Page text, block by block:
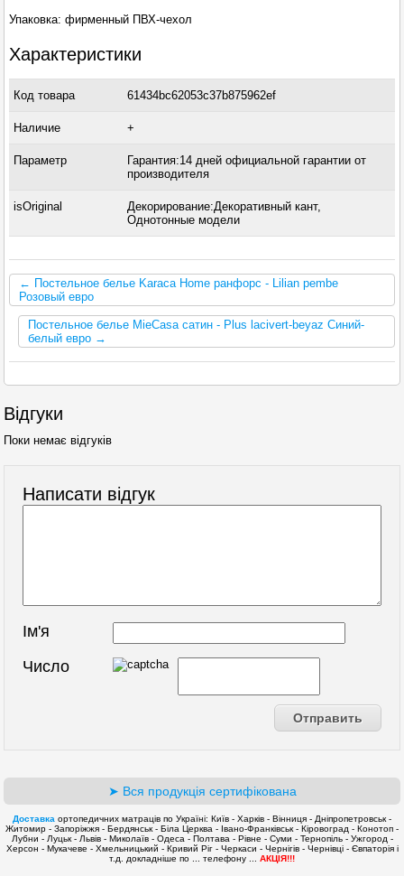
Упаковка: фирменный ПВХ-чехол
Характеристики
Код товара 61434bc62053c37b875962ef
Наличие +
Параметр
Гарантия:14 дней официальной гарантии от
производителя
isOriginal
Декорирование:Декоративный кант,
Однотонные модели
← Постельное белье Karaca Home ранфорс - Lilian pembe
Розовый евро
Постельное белье MieCasa сатин - Plus lacivert-beyaz Синий-
белый евро →
Відгуки
Поки немає відгуків
Написати відгук
Ім'я
Число
➤ Вся продукція сертифікована
Доставка ортопедичних матраців по Україні: Київ - Харків - Вінниця - Дніпропетровськ -
Житомир - Запоріжжя - Бердянськ - Біла Церква - Івано-Франківськ - Кіровоград - Конотоп -
Лубни - Луцьк - Львів - Миколаїв - Одеса - Полтава - Рівне - Суми - Тернопіль - Ужгород -
Херсон - Мукачеве - Хмельницький - Кривий Ріг - Черкаси - Чернігів - Чернівці - Євпаторія і
т.д. докладніше по ... телефону ... АКЦІЯ!!!